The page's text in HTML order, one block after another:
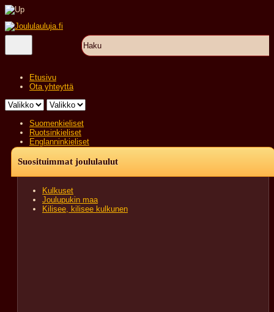
Etusivu
Ota yhteyttä
Suomenkieliset
Ruotsinkieliset
Englanninkieliset
Suosituimmat joululaulut
Kulkuset
Joulupukin maa
Kilisee, kilisee kulkunen